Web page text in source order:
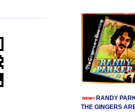
RANDY
THE GINGERS